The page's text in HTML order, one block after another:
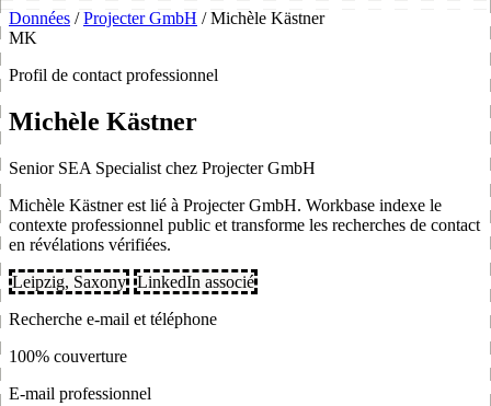
Données / Projecter GmbH / Michèle Kästner
MK
Profil de contact professionnel
Michèle Kästner
Senior SEA Specialist chez Projecter GmbH
Michèle Kästner est lié à Projecter GmbH. Workbase indexe le
contexte professionnel public et transforme les recherches de contact
en révélations vérifiées.
Leipzig, Saxony LinkedIn associé
Recherche e-mail et téléphone
100% couverture
E-mail professionnel